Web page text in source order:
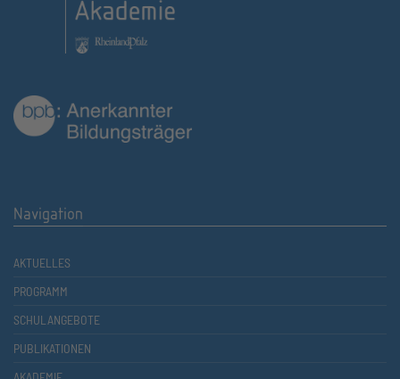
Navigation
AKTUELLES
PROGRAMM
SCHULANGEBOTE
PUBLIKATIONEN